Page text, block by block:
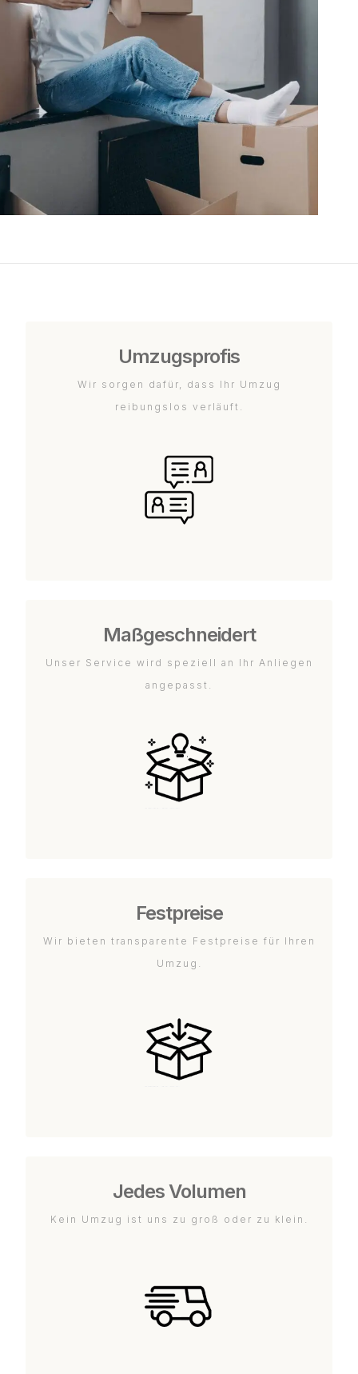
Umzugsprofis
Wir sorgen dafür, dass Ihr Umzug
reibungslos verläuft.
Maßgeschneidert
Unser Service wird speziell an Ihr Anliegen
angepasst.
Festpreise
Wir bieten transparente Festpreise für Ihren
Umzug.
Jedes Volumen
Kein Umzug ist uns zu groß oder zu klein.